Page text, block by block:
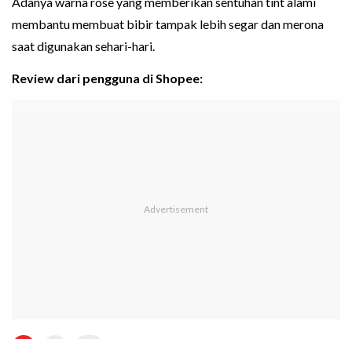
membantu membuat bibir tampak lebih segar dan merona
saat digunakan sehari-hari.
Review dari pengguna di Shopee: